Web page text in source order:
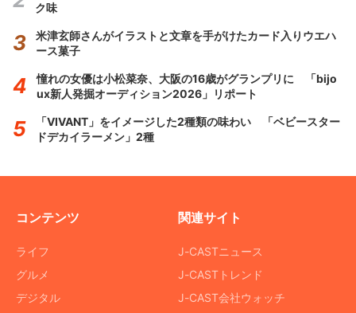
ク味
米津玄師さんがイラストと文章を手がけたカード入りウエハ
ース菓子
憧れの女優は小松菜奈、大阪の16歳がグランプリに 「bijo
ux新人発掘オーディション2026」リポート
「VIVANT」をイメージした2種類の味わい 「ベビースター
ドデカイラーメン」2種
コンテンツ
ライフ
グルメ
デジタル
関連サイト
J-CASTニュース
J-CASTトレンド
J-CAST会社ウォッチ